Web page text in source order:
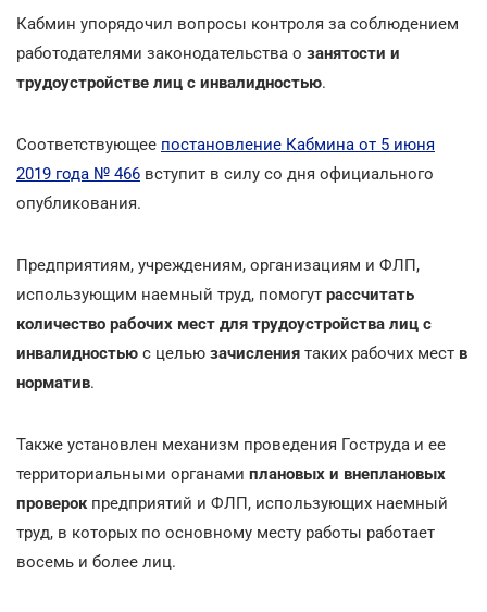
Кабмин упорядочил вопросы контроля за соблюдением
работодателями законодательства о занятости и
трудоустройстве лиц с инвалидностью.
Соответствующее постановление Кабмина от 5 июня
2019 года № 466 вступит в силу со дня официального
опубликования.
Предприятиям, учреждениям, организациям и ФЛП,
использующим наемный труд, помогут рассчитать
количество рабочих мест для трудоустройства лиц с
инвалидностью с целью зачисления таких рабочих мест в
норматив.
Также установлен механизм проведения Гоструда и ее
территориальными органами плановых и внеплановых
проверок предприятий и ФЛП, использующих наемный
труд, в которых по основному месту работы работает
восемь и более лиц.